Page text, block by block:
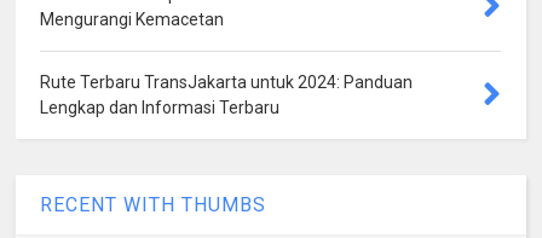
Mengurangi Kemacetan
Rute Terbaru TransJakarta untuk 2024: Panduan
Lengkap dan Informasi Terbaru
RECENT WITH THUMBS